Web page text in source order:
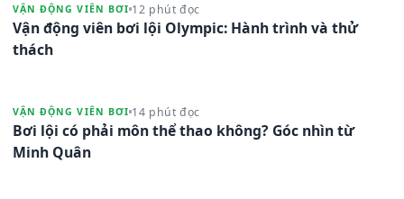
VẬN ĐỘNG VIÊN BƠI 12 phút đọc
Vận động viên bơi lội Olympic: Hành trình và thử
thách
VẬN ĐỘNG VIÊN BƠI 14 phút đọc
Bơi lội có phải môn thể thao không? Góc nhìn từ
Minh Quân